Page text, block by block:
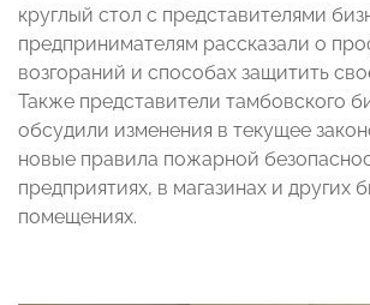
круглый стол с представителями
предпринимателям рассказали о
возгораний и способах защитить
Также представители тамбовского
обсудили изменения в текущее
новые правила пожарной
предприятиях, в магазинах и других
помещениях.